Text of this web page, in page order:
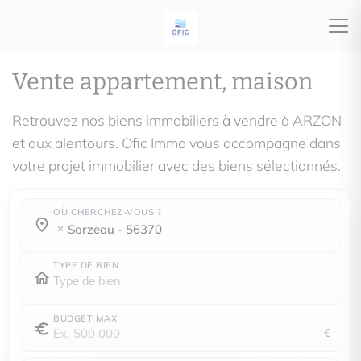
Vente appartement, maison
Retrouvez nos biens immobiliers à vendre à ARZON
et aux alentours. Ofic Immo vous accompagne dans
votre projet immobilier avec des biens sélectionnés.
OÙ CHERCHEZ-VOUS ?
Où cherchez-vous ?
sarzeau - 56370
Où cherchez-vous ?
TYPE DE BIEN
BUDGET MAX
€